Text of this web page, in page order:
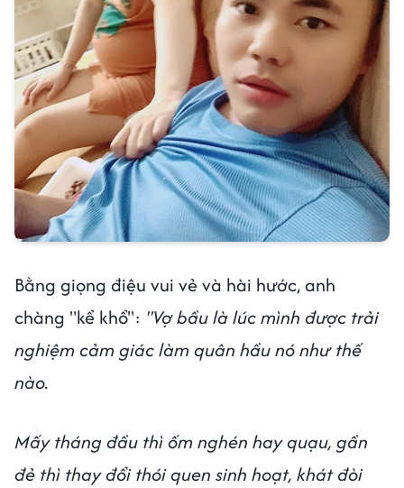
Bằng giọng điệu vui vẻ và hài hước, anh
chàng "kể khổ": "Vợ bầu là lúc mình được trải
nghiệm cảm giác làm quân hầu nó như thế
nào.
Mấy tháng đầu thì ốm nghén hay quạu, gần
đẻ thì thay đổi thói quen sinh hoạt, khát đòi